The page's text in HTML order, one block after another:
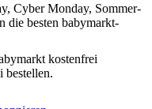
Cyber Monday, Sommer-
die besten babymarkt-
kostenfrei
bestellen.